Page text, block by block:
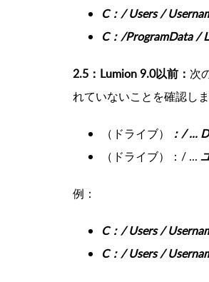
C：/ Users /
C：/ProgramData /
2.5：Lumion 9.0以前： 次
れていないことを確認しま
（ドライブ） ：/ ...
（ドライブ）：/ ...
例：
C：/ Users /
C：/ Users /